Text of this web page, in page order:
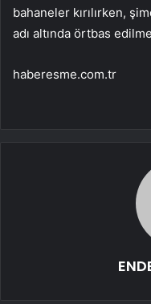
bahaneler kırılırken,
adı altında örtbas
haberesme.com.tr